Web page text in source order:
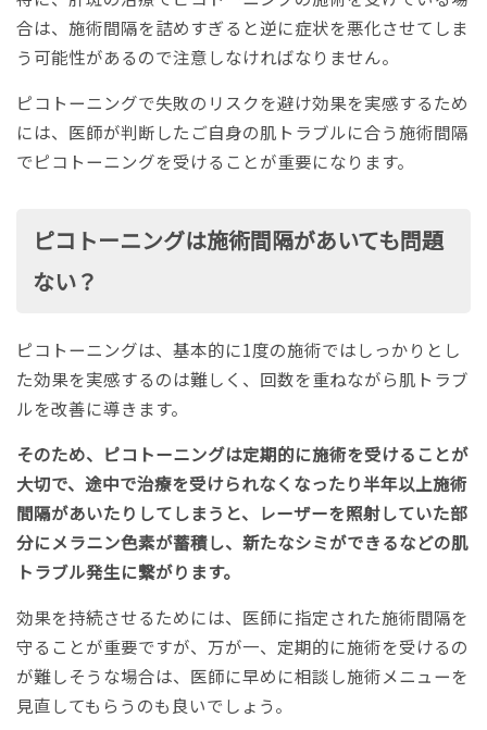
合は、施術間隔を詰めすぎると逆に症状を悪化させてしま
う可能性があるので注意しなければなりません。
ピコトーニングで失敗のリスクを避け効果を実感するため
には、医師が判断したご自身の肌トラブルに合う施術間隔
でピコトーニングを受けることが重要になります。
ピコトーニングは施術間隔があいても問題
ない？
ピコトーニングは、基本的に1度の施術ではしっかりとし
た効果を実感するのは難しく、回数を重ねながら肌トラブ
ルを改善に導きます。
そのため、ピコトーニングは定期的に施術を受けることが
大切で、途中で治療を受けられなくなったり半年以上施術
間隔があいたりしてしまうと、レーザーを照射していた部
分にメラニン色素が蓄積し、新たなシミができるなどの肌
トラブル発生に繋がります。
効果を持続させるためには、医師に指定された施術間隔を
守ることが重要ですが、万が一、定期的に施術を受けるの
が難しそうな場合は、医師に早めに相談し施術メニューを
見直してもらうのも良いでしょう。